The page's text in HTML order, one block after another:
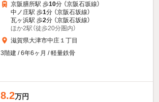
京阪膳所駅 歩10分 （京阪石坂線）
中ノ庄駅 歩1分 （京阪石坂線）
瓦ヶ浜駅 歩2分 （京阪石坂線）
ほか2駅（徒歩20分圏内）
滋賀県大津市中庄１丁目
3階建 / 6年6ヶ月 / 軽量鉄骨
8.2万円